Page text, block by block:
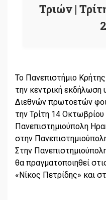
Τριών |
Το Πανεπιστήμιο
την κεντρική
Διεθνών πρωτοετών
την Τρίτη 14
Πανεπιστημιούπολη
στην
Στην
θα πραγματοποιηθεί
«Νίκος Πετρίδης» και